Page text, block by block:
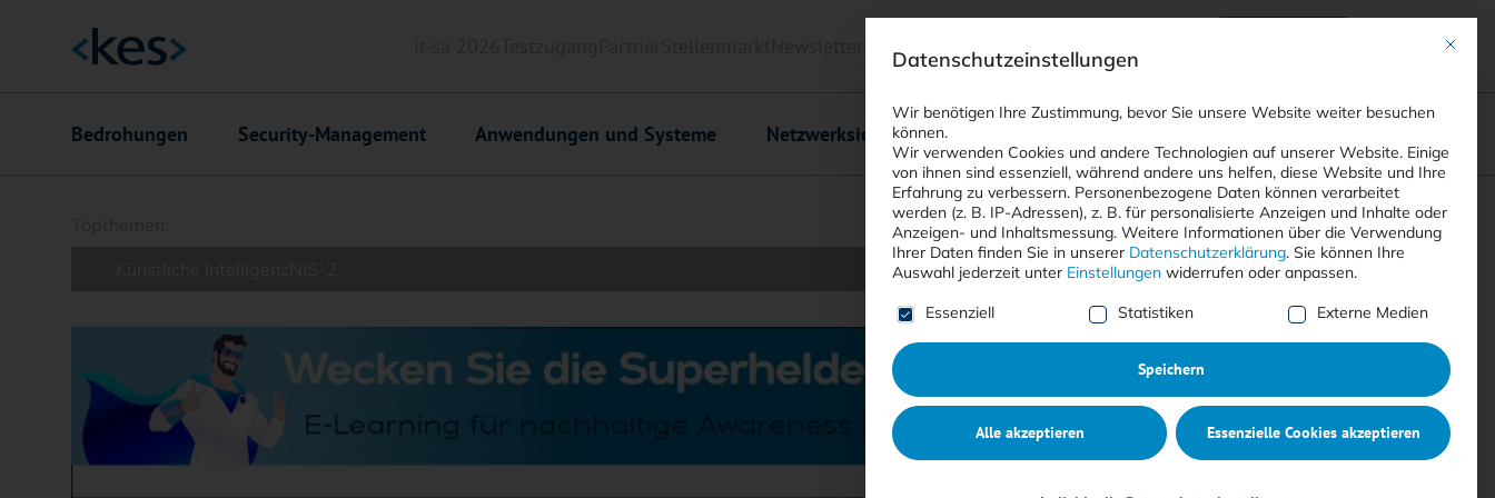
Suchen
<kes>+ Downloads
Hauptnavigation
Bedrohungen Security-Management Anwendungen und Systeme Netzwerksicherheit
Mit
Datenschutzeinstellungen
Wir benötigen Ihre Zustimmung, bevor Sie unsere Website weiter besuchen
können.
Wir verwenden Cookies und andere Technologien auf unserer Website. Einige
von ihnen sind essenziell, während andere uns helfen, diese Website und Ihre
Erfahrung zu verbessern. Personenbezogene Daten können verarbeitet
werden (z. B. IP-Adressen), z. B. für personalisierte Anzeigen und Inhalte oder
Anzeigen- und Inhaltsmessung. Weitere Informationen über die Verwendung
Ihrer Daten finden Sie in unserer Datenschutzerklärung. Sie können Ihre
Auswahl jederzeit unter Einstellungen widerrufen oder anpassen.
Es folgt eine Liste der Service-Gruppen, für die eine Einwilligung
Essenziell Statistiken Externe Medien
Speichern
Alle akzeptieren Essenzielle Cookies akzeptieren